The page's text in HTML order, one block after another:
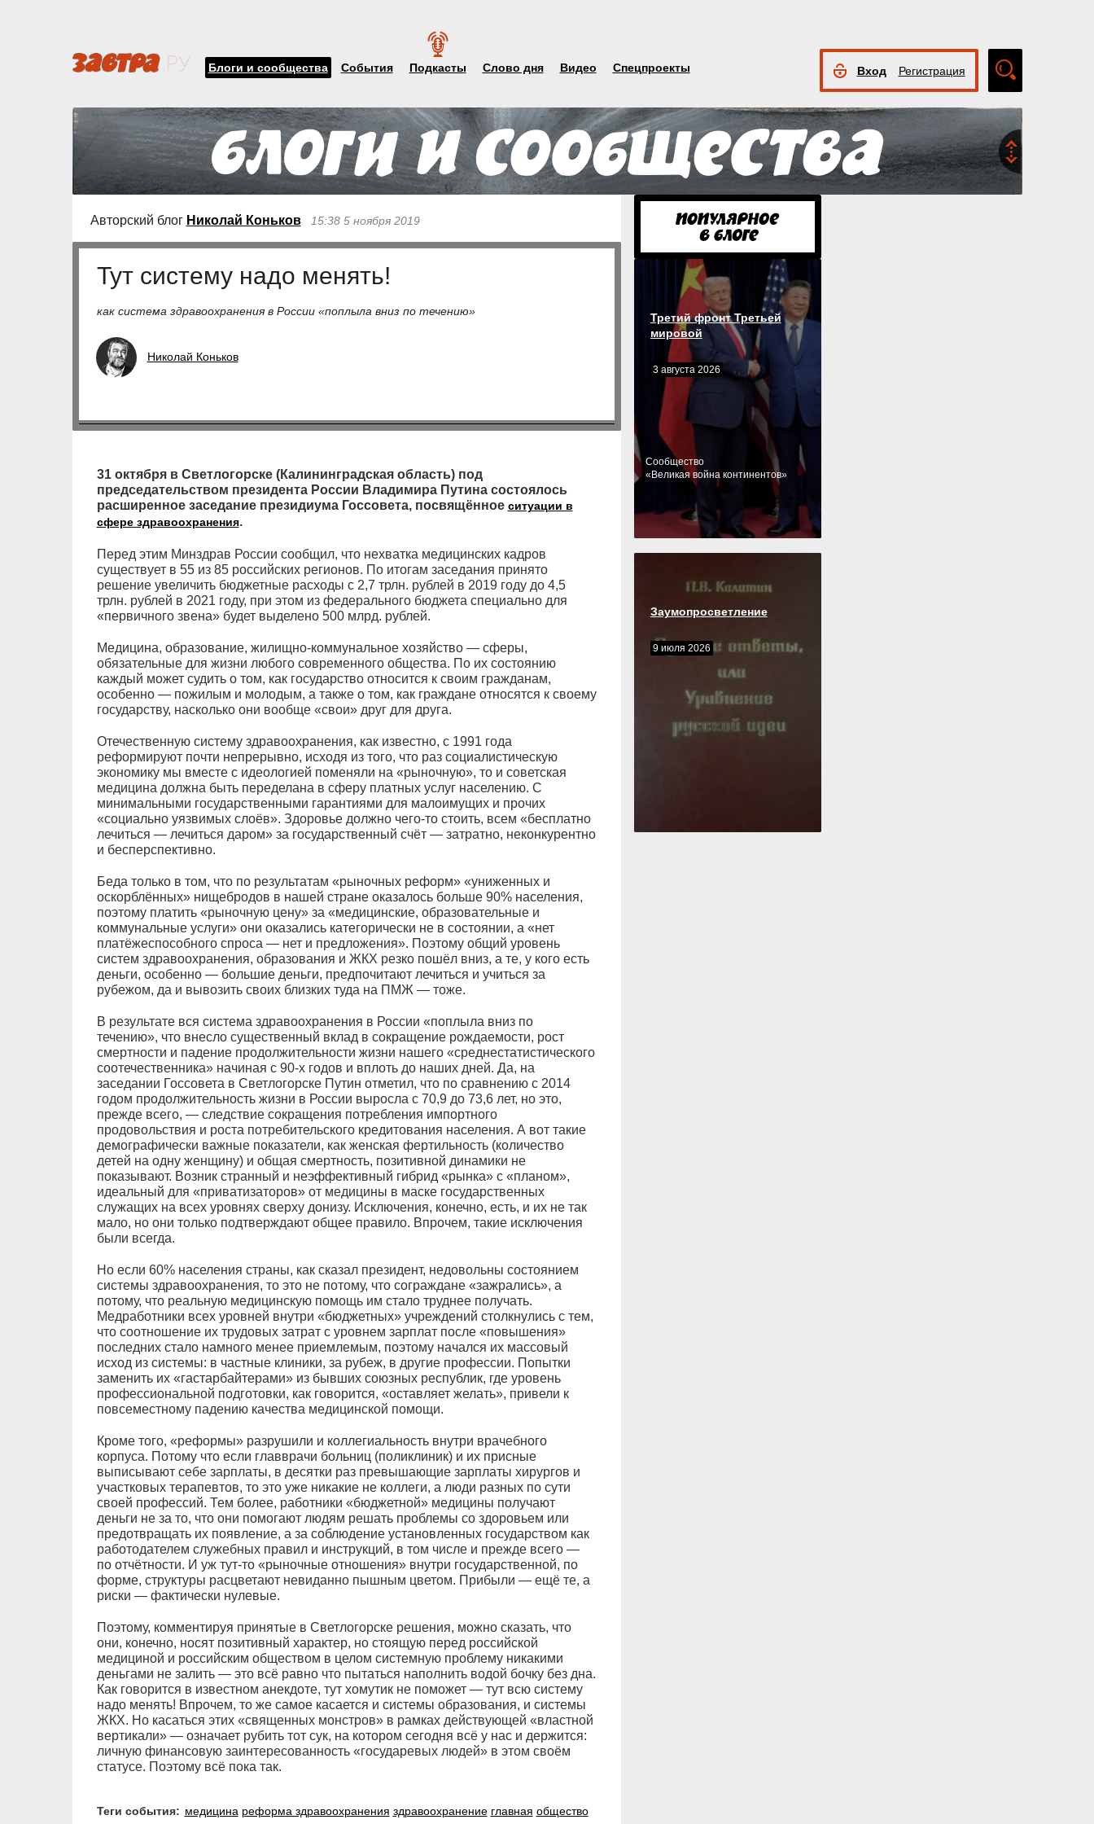
Блоги и сообщества События Подкасты Слово дня Видео Спецпроекты Вход Регистрация
поиск
Авторский блог Николай Коньков 15:38 5 ноября 2019
Тут систему надо менять!
как система здравоохранения в России «поплыла вниз по течению»
Николай Коньков
31 октября в Светлогорске (Калининградская область) под
председательством президента России Владимира Путина состоялось
расширенное заседание президиума Госсовета, посвящённое ситуации в
сфере здравоохранения.
Перед этим Минздрав России сообщил, что нехватка медицинских кадров
существует в 55 из 85 российских регионов. По итогам заседания принято
решение увеличить бюджетные расходы с 2,7 трлн. рублей в 2019 году до 4,5
трлн. рублей в 2021 году, при этом из федерального бюджета специально для
«первичного звена» будет выделено 500 млрд. рублей.
Медицина, образование, жилищно-коммунальное хозяйство — сферы,
обязательные для жизни любого современного общества. По их состоянию
каждый может судить о том, как государство относится к своим гражданам,
особенно — пожилым и молодым, а также о том, как граждане относятся к своему
государству, насколько они вообще «свои» друг для друга.
Отечественную систему здравоохранения, как известно, с 1991 года
реформируют почти непрерывно, исходя из того, что раз социалистическую
экономику мы вместе с идеологией поменяли на «рыночную», то и советская
медицина должна быть переделана в сферу платных услуг населению. С
минимальными государственными гарантиями для малоимущих и прочих
«социально уязвимых слоёв». Здоровье должно чего-то стоить, всем «бесплатно
лечиться — лечиться даром» за государственный счёт — затратно, неконкурентно
и бесперспективно.
Беда только в том, что по результатам «рыночных реформ» «униженных и
оскорблённых» нищебродов в нашей стране оказалось больше 90% населения,
поэтому платить «рыночную цену» за «медицинские, образовательные и
коммунальные услуги» они оказались категорически не в состоянии, а «нет
платёжеспособного спроса — нет и предложения». Поэтому общий уровень
систем здравоохранения, образования и ЖКХ резко пошёл вниз, а те, у кого есть
деньги, особенно — большие деньги, предпочитают лечиться и учиться за
рубежом, да и вывозить своих близких туда на ПМЖ — тоже.
В результате вся система здравоохранения в России «поплыла вниз по
течению», что внесло существенный вклад в сокращение рождаемости, рост
смертности и падение продолжительности жизни нашего «среднестатистического
соотечественника» начиная с 90-х годов и вплоть до наших дней. Да, на
заседании Госсовета в Светлогорске Путин отметил, что по сравнению с 2014
годом продолжительность жизни в России выросла с 70,9 до 73,6 лет, но это,
прежде всего, — следствие сокращения потребления импортного
продовольствия и роста потребительского кредитования населения. А вот такие
демографически важные показатели, как женская фертильность (количество
детей на одну женщину) и общая смертность, позитивной динамики не
показывают. Возник странный и неэффективный гибрид «рынка» с «планом»,
идеальный для «приватизаторов» от медицины в маске государственных
служащих на всех уровнях сверху донизу. Исключения, конечно, есть, и их не так
мало, но они только подтверждают общее правило. Впрочем, такие исключения
были всегда.
Но если 60% населения страны, как сказал президент, недовольны состоянием
системы здравоохранения, то это не потому, что сограждане «зажрались», а
потому, что реальную медицинскую помощь им стало труднее получать.
Медработники всех уровней внутри «бюджетных» учреждений столкнулись с тем,
что соотношение их трудовых затрат с уровнем зарплат после «повышения»
последних стало намного менее приемлемым, поэтому начался их массовый
исход из системы: в частные клиники, за рубеж, в другие профессии. Попытки
заменить их «гастарбайтерами» из бывших союзных республик, где уровень
профессиональной подготовки, как говорится, «оставляет желать», привели к
повсеместному падению качества медицинской помощи.
Кроме того, «реформы» разрушили и коллегиальность внутри врачебного
корпуса. Потому что если главврачи больниц (поликлиник) и их присные
выписывают себе зарплаты, в десятки раз превышающие зарплаты хирургов и
участковых терапевтов, то это уже никакие не коллеги, а люди разных по сути
своей профессий. Тем более, работники «бюджетной» медицины получают
деньги не за то, что они помогают людям решать проблемы со здоровьем или
предотвращать их появление, а за соблюдение установленных государством как
работодателем служебных правил и инструкций, в том числе и прежде всего —
по отчётности. И уж тут-то «рыночные отношения» внутри государственной, по
форме, структуры расцветают невиданно пышным цветом. Прибыли — ещё те, а
риски — фактически нулевые.
Поэтому, комментируя принятые в Светлогорске решения, можно сказать, что
они, конечно, носят позитивный характер, но стоящую перед российской
медициной и российским обществом в целом системную проблему никакими
деньгами не залить — это всё равно что пытаться наполнить водой бочку без дна.
Как говорится в известном анекдоте, тут хомутик не поможет — тут всю систему
надо менять! Впрочем, то же самое касается и системы образования, и системы
ЖКХ. Но касаться этих «священных монстров» в рамках действующей «властной
вертикали» — означает рубить тот сук, на котором сегодня всё у нас и держится:
личную финансовую заинтересованность «государевых людей» в этом своём
статусе. Поэтому всё пока так.
Теги события: медицина реформа здравоохранения здравоохранение главная общество
Третий фронт Третьей
мировой
3 августа 2026
Cообщество
«Великая война континентов»
Заумопросветление
9 июля 2026